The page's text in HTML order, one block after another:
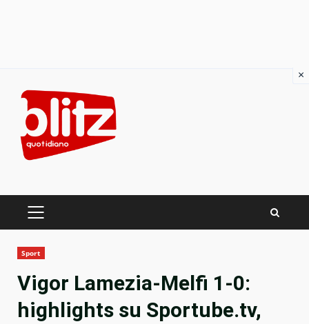
content
PRIMARY
Sport
Vigor Lamezia-Melfi 1-0:
highlights su Sportube.tv,
×